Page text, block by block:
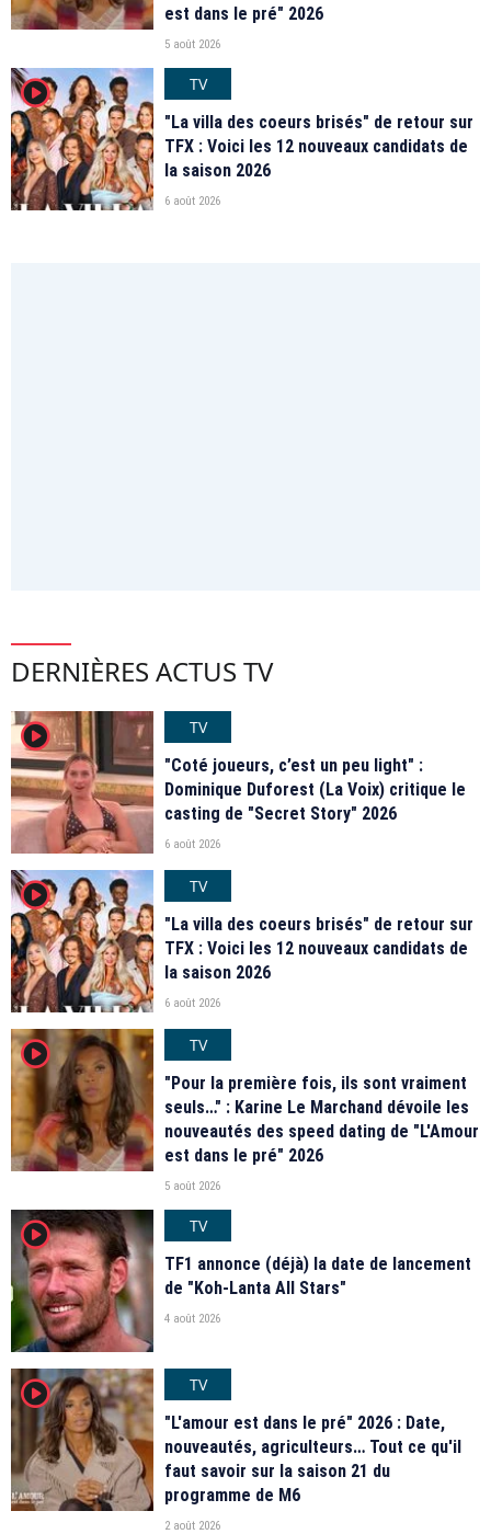
est dans le pré" 2026
5 août 2026
player2
TV
"La villa des coeurs brisés" de retour sur
TFX : Voici les 12 nouveaux candidats de
la saison 2026
6 août 2026
DERNIÈRES ACTUS TV
player2
TV
"Coté joueurs, c’est un peu light" :
Dominique Duforest (La Voix) critique le
casting de "Secret Story" 2026
6 août 2026
player2
TV
"La villa des coeurs brisés" de retour sur
TFX : Voici les 12 nouveaux candidats de
la saison 2026
6 août 2026
player2
TV
"Pour la première fois, ils sont vraiment
seuls…" : Karine Le Marchand dévoile les
nouveautés des speed dating de "L'Amour
est dans le pré" 2026
5 août 2026
player2
TV
TF1 annonce (déjà) la date de lancement
de "Koh-Lanta All Stars"
4 août 2026
player2
TV
"L'amour est dans le pré" 2026 : Date,
nouveautés, agriculteurs… Tout ce qu'il
faut savoir sur la saison 21 du
programme de M6
2 août 2026